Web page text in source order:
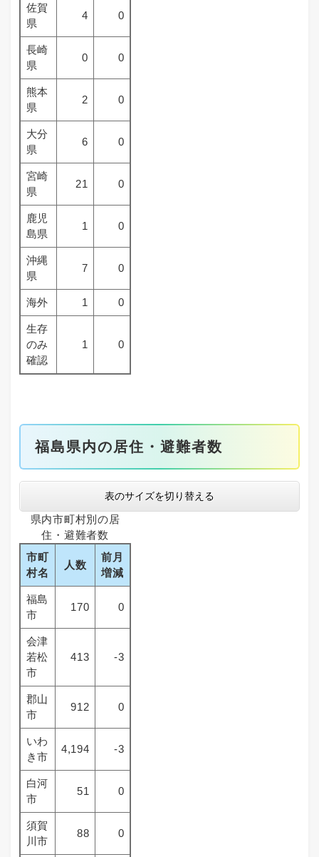
佐賀
県
4 0
長崎
県
0 0
熊本
県
2 0
大分
県
6 0
宮崎
県
21 0
鹿児
島県
1 0
沖縄
県
7 0
海外 1 0
生存
のみ
確認
1 0
福島県内の居住・避難者数
表のサイズを切り替える
県内市町村別の居
住・避難者数
市町
村名
人数
前月
増減
福島
市
170 0
会津
若松
市
413 -3
郡山
市
912 0
いわ
き市
4,194 -3
白河
市
51 0
須賀
川市
88 0